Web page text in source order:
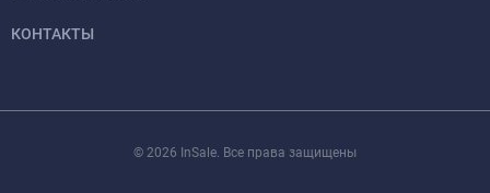
КОНТАКТЫ
© 2026 InSale. Все права защищены